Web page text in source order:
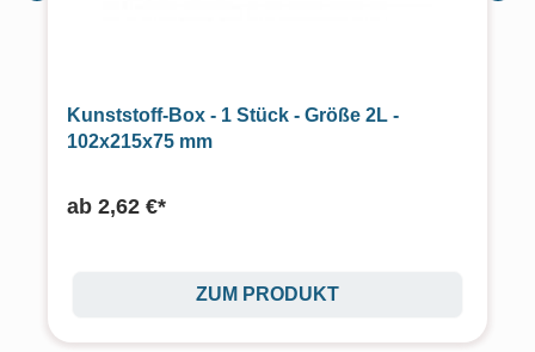
Kunststoff-Box - 1 Stück - Größe 2L -
102x215x75 mm
ab 2,62 €*
ZUM PRODUKT